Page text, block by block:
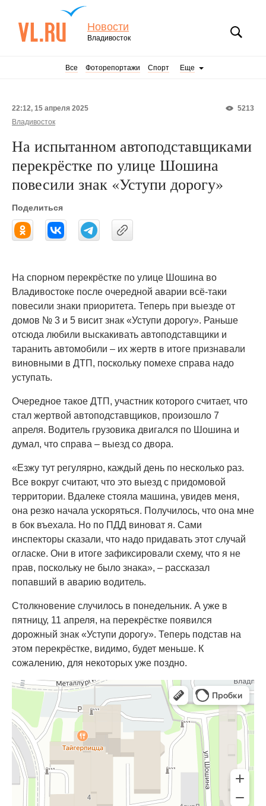
Новости
Владивосток
Все Фоторепортажи Спорт Еще
5213
22:12, 15 апреля 2025
Владивосток
На испытанном автоподставщиками
перекрёстке по улице Шошина
повесили знак «Уступи дорогу»
Поделиться
На спорном перекрёстке по улице Шошина во
Владивостоке после очередной аварии всё-таки
повесили знаки приоритета. Теперь при выезде от
домов № 3 и 5 висит знак «Уступи дорогу». Раньше
отсюда любили выскакивать автоподставщики и
таранить автомобили – их жертв в итоге признавали
виновными в ДТП, поскольку помехе справа надо
уступать.
Очередное такое ДТП, участник которого считает, что
стал жертвой автоподставщиков, произошло 7
апреля. Водитель грузовика двигался по Шошина и
думал, что справа – выезд со двора.
«Езжу тут регулярно, каждый день по несколько раз.
Все вокруг считают, что это выезд с придомовой
территории. Вдалеке стояла машина, увидев меня,
она резко начала ускоряться. Получилось, что она мне
в бок въехала. Но по ПДД виноват я. Сами
инспекторы сказали, что надо придавать этот случай
огласке. Они в итоге зафиксировали схему, что я не
прав, поскольку не было знака», – рассказал
попавший в аварию водитель.
Столкновение случилось в понедельник. А уже в
пятницу, 11 апреля, на перекрёстке появился
дорожный знак «Уступи дорогу». Теперь подстав на
этом перекрёстке, видимо, будет меньше. К
сожалению, для некоторых уже поздно.